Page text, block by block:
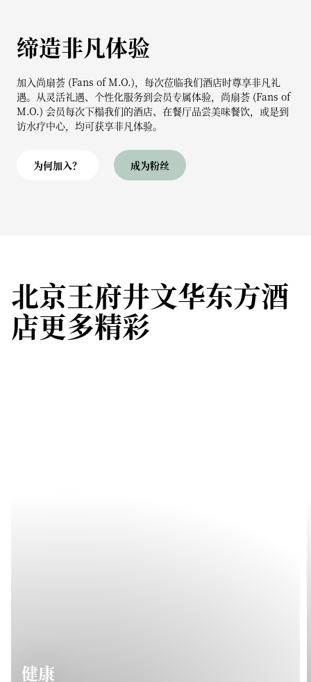
缔造非凡体验
加入尚扇荟 (Fans of M.O.)，每次莅临我们酒店时尊享非凡礼
遇。从灵活礼遇、个性化服务到会员专属体验，尚扇荟 (Fans of
M.O.) 会员每次下榻我们的酒店、在餐厅品尝美味餐饮，或是到
访水疗中心，均可获享非凡体验。
为何加入？ 成为粉丝
北京王府井文华东方酒
店更多精彩
健康